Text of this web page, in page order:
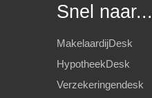
Snel naar...
MakelaardijDesk
HypotheekDesk
Verzekeringendesk